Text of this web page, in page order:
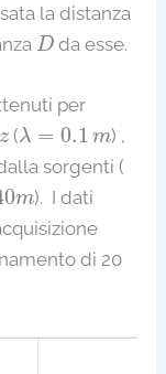
la distanza
D
D da esse.
per
z(λ = 0.1 m
λ 0.1m ) ,
sorgenti (
m). I dati
di 20